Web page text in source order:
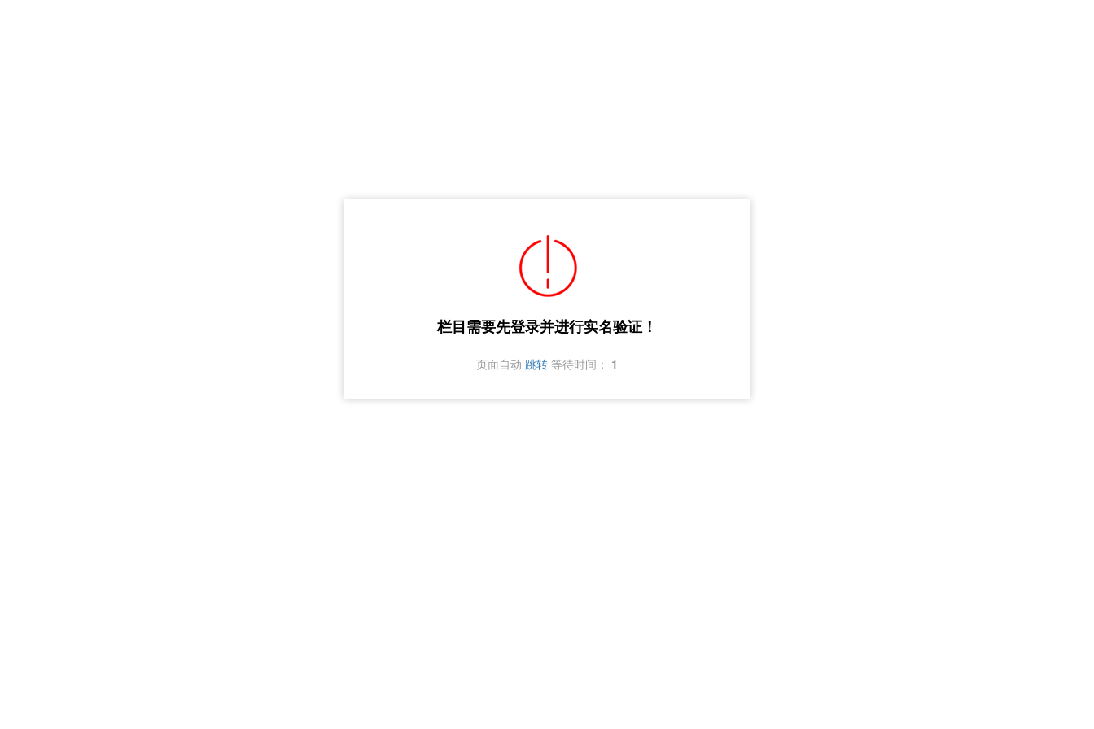
栏目需要先登录并进行实名验证！
页面自动 跳转 等待时间： 1